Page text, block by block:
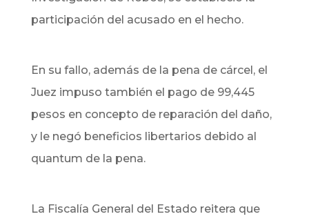
participación del acusado en el hecho.
En su fallo, además de la pena de cárcel, el
Juez impuso también el pago de 99,445
pesos en concepto de reparación del daño,
y le negó beneficios libertarios debido al
quantum de la pena.
La Fiscalía General del Estado reitera que